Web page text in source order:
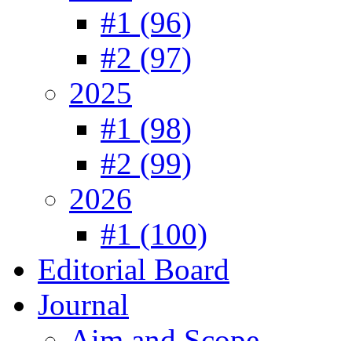
#1 (96)
#2 (97)
2025
#1 (98)
#2 (99)
2026
#1 (100)
Editorial Board
Journal